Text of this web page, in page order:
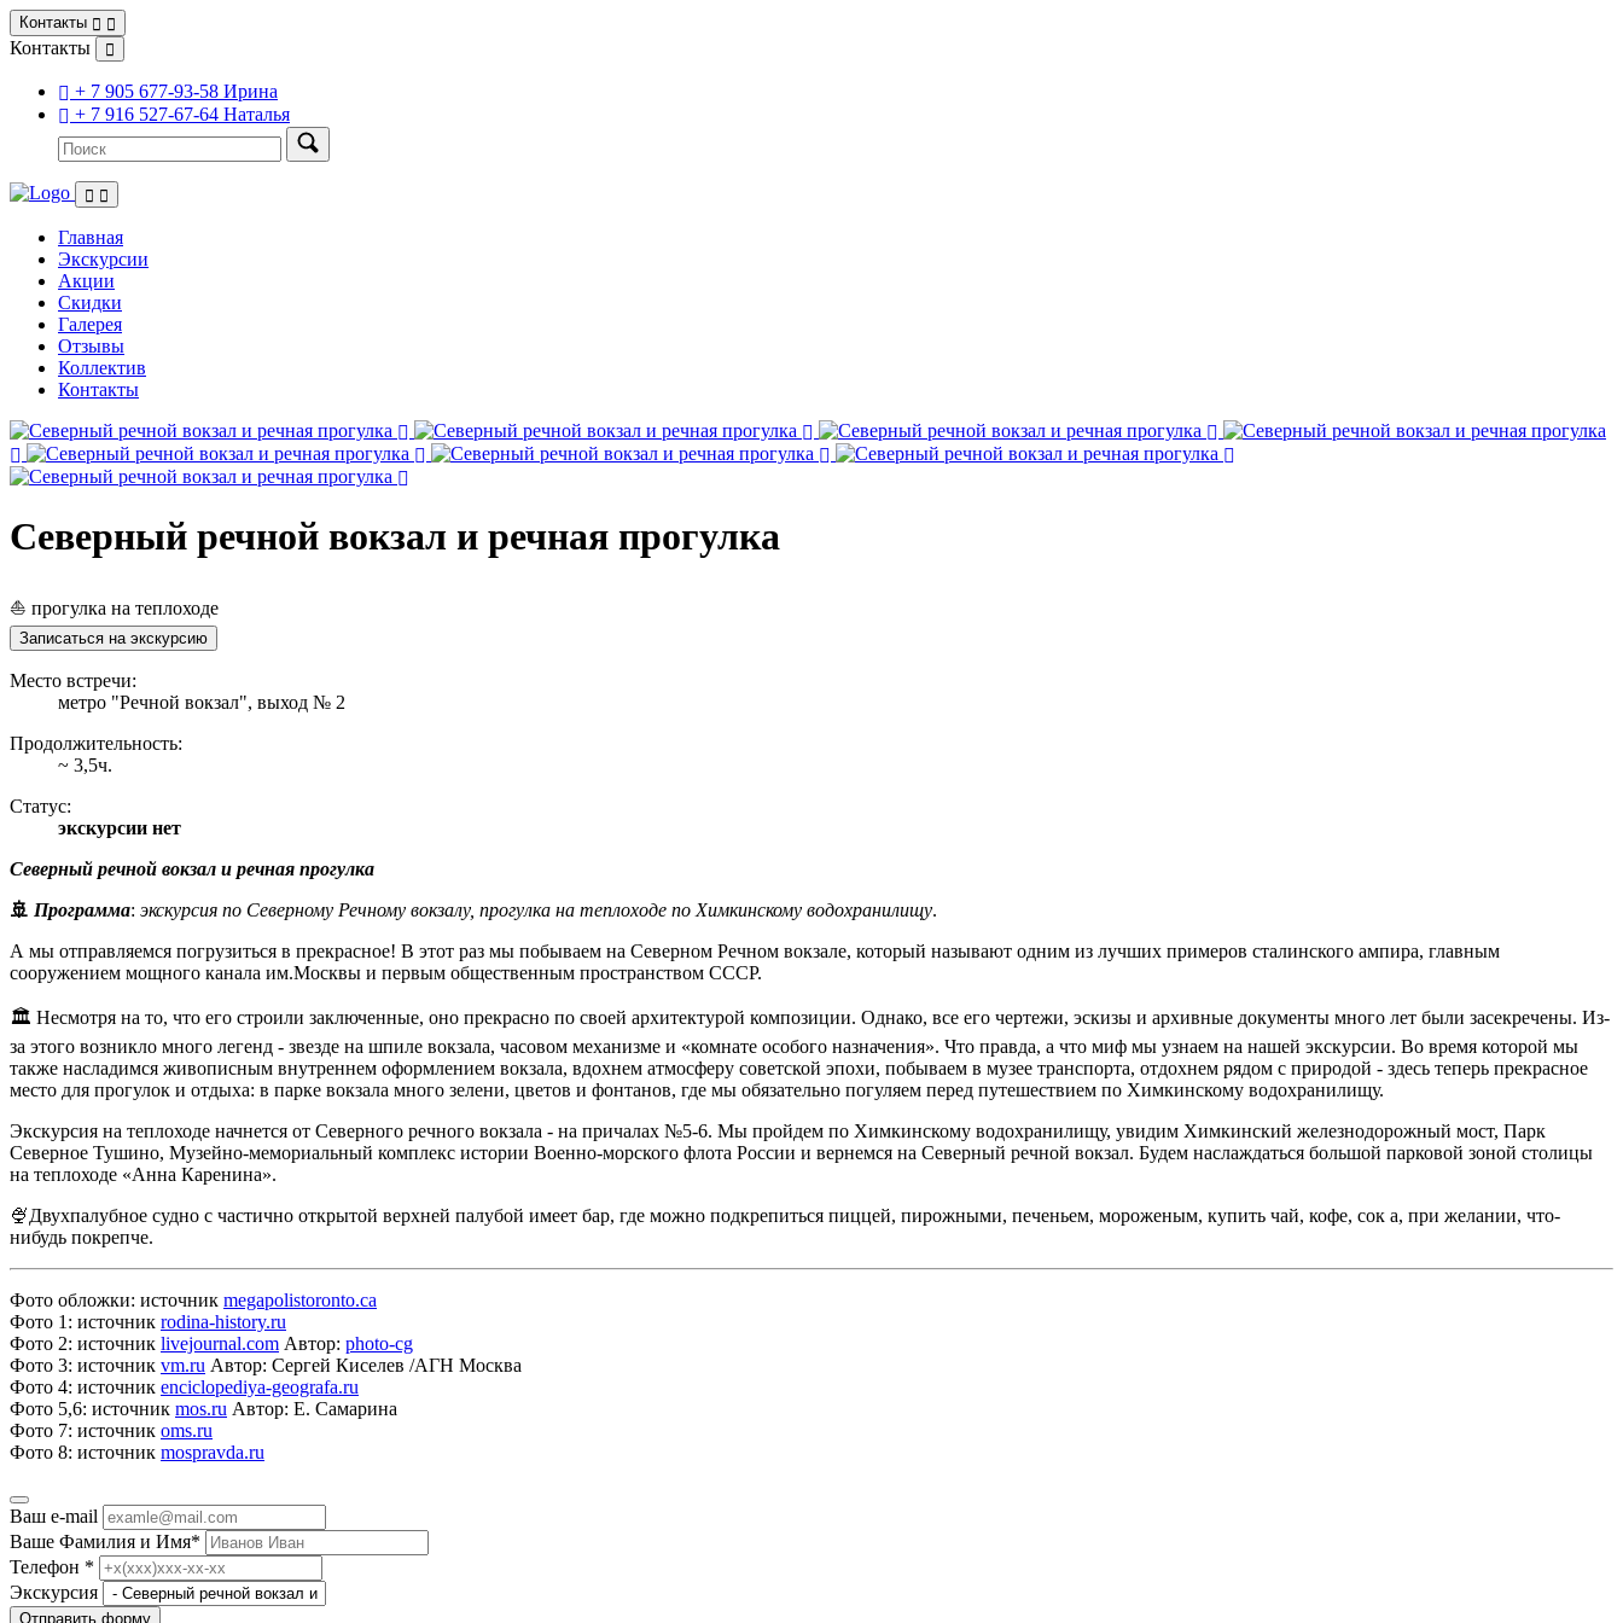
Контакты
Контакты
+ 7 905 677-93-58 Ирина
+ 7 916 527-67-64 Наталья
Главная
Экскурсии
Акции
Скидки
Галерея
Отзывы
Коллектив
Контакты
Северный речной вокзал и речная прогулка
⛵ прогулка на теплоходе
Записаться на экскурсию
Место встречи:
метро "Речной вокзал", выход № 2
Продолжительность:
~ 3,5ч.
Статус:
экскурсии нет
Северный речной вокзал и речная прогулка
🚢 Программа: экскурсия по Северному Речному вокзалу, прогулка на теплоходе по Химкинскому водохранилищу.
А мы отправляемся погрузиться в прекрасное! В этот раз мы побываем на Северном Речном вокзале, который называют одним из лучших примеров сталинского ампира, главным
сооружением мощного канала им.Москвы и первым общественным пространством СССР.
🏛️ Несмотря на то, что его строили заключенные, оно прекрасно по своей архитектурой композиции. Однако, все его чертежи, эскизы и архивные документы много лет были засекречены. Из-
за этого возникло много легенд - звезде на шпиле вокзала, часовом механизме и «комнате особого назначения». Что правда, а что миф мы узнаем на нашей экскурсии. Во время которой мы
также насладимся живописным внутреннем оформлением вокзала, вдохнем атмосферу советской эпохи, побываем в музее транспорта, отдохнем рядом с природой - здесь теперь прекрасное
место для прогулок и отдыха: в парке вокзала много зелени, цветов и фонтанов, где мы обязательно погуляем перед путешествием по Химкинскому водохранилищу.
Экскурсия на теплоходе начнется от Северного речного вокзала - на причалах №5-6. Мы пройдем по Химкинскому водохранилищу, увидим Химкинский железнодорожный мост, Парк
Северное Тушино, Музейно-мемориальный комплекс истории Военно-морского флота России и вернемся на Северный речной вокзал. Будем наслаждаться большой парковой зоной столицы
на теплоходе «Анна Каренина».
🍨Двухпалубное судно с частично открытой верхней палубой имеет бар, где можно подкрепиться пиццей, пирожными, печеньем, мороженым, купить чай, кофе, сок а, при желании, что-
нибудь покрепче.
Фото обложки: источник megapolistoronto.ca
Фото 1: источник rodina-history.ru
Фото 2: источник livejournal.com Автор: photo-cg
Фото 3: источник vm.ru Автор: Сергей Киселев /АГН Москва
Фото 4: источник enciclopediya-geografa.ru
Фото 5,6: источник mos.ru Автор: Е. Самарина
Фото 7: источник oms.ru
Фото 8: источник mospravda.ru
Ваш e-mail
Ваше Фамилия и Имя*
Телефон *
Экскурсия
Отправить форму